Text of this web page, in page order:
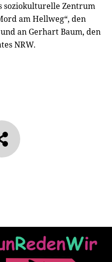
soziokulturelle Zentrum
am Hellweg“, den
an Gerhart Baum, den
NRW.